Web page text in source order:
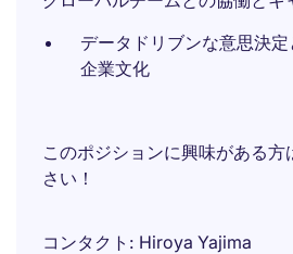
データドリブンな意思決
企業文化
このポジションに興味がある
さい！
コンタクト
Hiroya Yajima